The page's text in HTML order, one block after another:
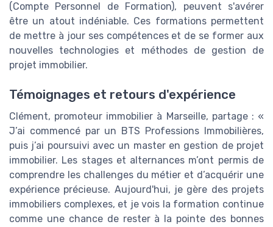
(Compte Personnel de Formation), peuvent s'avérer
être un atout indéniable. Ces formations permettent
de mettre à jour ses compétences et de se former aux
nouvelles technologies et méthodes de gestion de
projet immobilier.
Témoignages et retours d'expérience
Clément, promoteur immobilier à Marseille, partage : «
J’ai commencé par un BTS Professions Immobilières,
puis j’ai poursuivi avec un master en gestion de projet
immobilier. Les stages et alternances m’ont permis de
comprendre les challenges du métier et d’acquérir une
expérience précieuse. Aujourd'hui, je gère des projets
immobiliers complexes, et je vois la formation continue
comme une chance de rester à la pointe des bonnes